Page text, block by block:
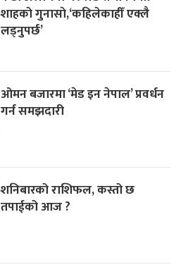
शाहकाे गुनासाे,‘कहिलेकाहीँ एक्लै
लड्नुपर्छ’
ओमन बजारमा ‘मेड इन नेपाल’ प्रवर्धन
गर्न समझदारी
शनिबारको राशिफल, कस्तो छ
तपाईको आज ?